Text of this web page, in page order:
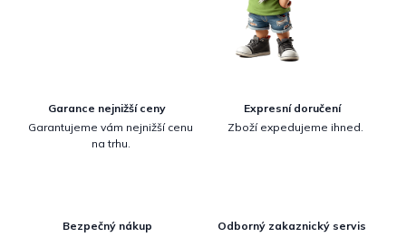
Garance nejnižší ceny
Garantujeme vám nejnižší cenu
na trhu.
Expresní doručení
Zboží expedujeme ihned.
Bezpečný nákup
Odborný zakaznický servis